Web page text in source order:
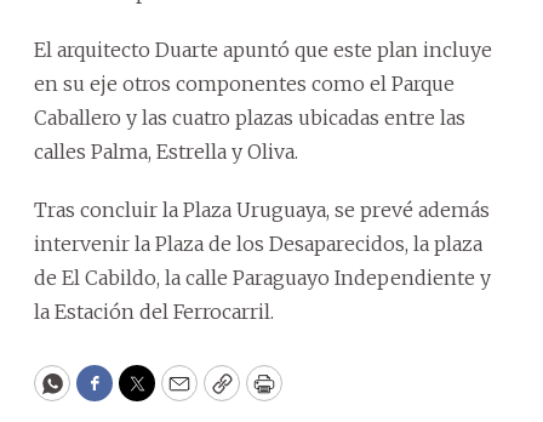
El arquitecto Duarte apuntó que este plan incluye
en su eje otros componentes como el Parque
Caballero y las cuatro plazas ubicadas entre las
calles Palma, Estrella y Oliva.
Tras concluir la Plaza Uruguaya, se prevé además
intervenir la Plaza de los Desaparecidos, la plaza
de El Cabildo, la calle Paraguayo Independiente y
la Estación del Ferrocarril.
WhatsApp
Facebook
Twitter
EmailCopyPrint